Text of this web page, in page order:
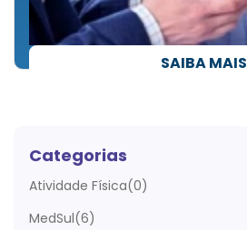
SAIBA MAIS
Categorias
Atividade Física(0)
MedSul(6)